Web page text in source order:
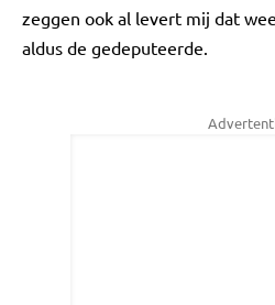
zeggen ook al levert mij dat
aldus de gedeputeerde.